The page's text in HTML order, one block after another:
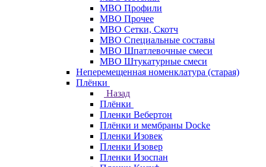
МВО Профили
МВО Прочее
МВО Сетки, Скотч
МВО Специальные составы
МВО Шпатлевочные смеси
МВО Штукатурные смеси
Неперемещенная номенклатура (старая)
Плёнки
Назад
Плёнки
Пленки Вебертон
Плёнки и мембраны Docke
Пленки Изовек
Пленки Изовер
Пленки Изоспан